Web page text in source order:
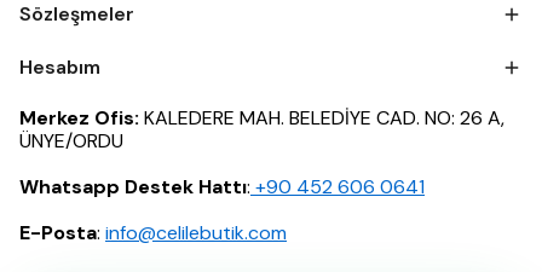
Sözleşmeler
Hesabım
Merkez Ofis: KALEDERE MAH. BELEDİYE CAD. NO: 26 A,
ÜNYE/ORDU
Whatsapp Destek Hattı: ‪+90 452 606 0641
E-Posta: info@celilebutik.com